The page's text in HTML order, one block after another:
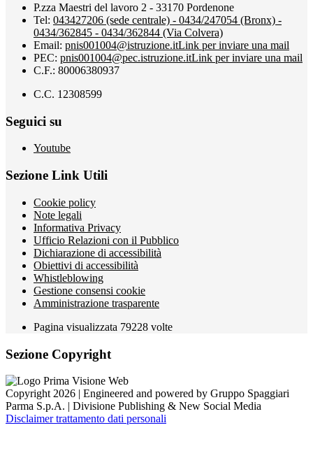
P.zza Maestri del lavoro 2 - 33170 Pordenone
Tel: 043427206 (sede centrale) - 0434/247054 (Bronx) -
0434/362845 - 0434/362844 (Via Colvera)
Email: pnis001004@istruzione.itLink per inviare una mail
PEC: pnis001004@pec.istruzione.itLink per inviare una mail
C.F.: 80006380937
C.C. 12308599
Seguici su
Youtube
Sezione Link Utili
Cookie policy
Note legali
Informativa Privacy
Ufficio Relazioni con il Pubblico
Dichiarazione di accessibilità
Obiettivi di accessibilità
Whistleblowing
Gestione consensi cookie
Amministrazione trasparente
Pagina visualizzata 79228 volte
Sezione Copyright
Copyright 2026 | Engineered and powered by Gruppo Spaggiari
Parma S.p.A. | Divisione Publishing & New Social Media
Disclaimer trattamento dati personali